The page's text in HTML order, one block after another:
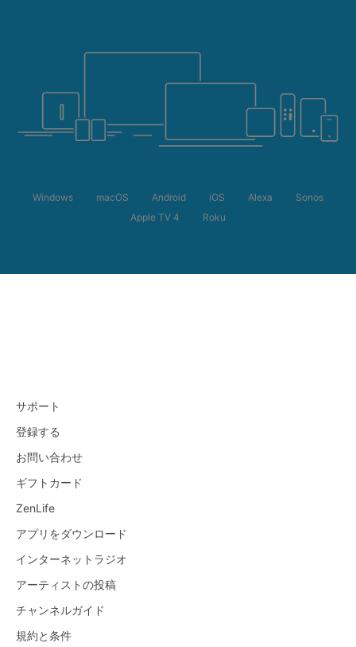
Windows macOS Android iOS Alexa
Sonos
Apple TV 4
Roku
サポート
登録する
お問い合わせ
ギフトカード
ZenLife
アプリをダウンロード
インターネットラジオ
アーティストの投稿
チャンネルガイド
規約と条件